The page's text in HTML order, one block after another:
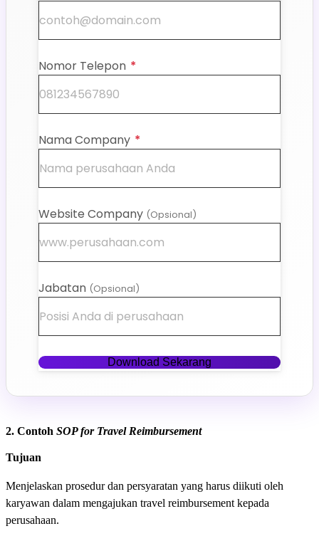
Nomor Telepon *
Nama Company *
Website Company (Opsional)
Jabatan (Opsional)
Download Sekarang
2. Contoh SOP for Travel Reimbursement
Tujuan
Menjelaskan prosedur dan persyaratan yang harus diikuti oleh
karyawan dalam mengajukan travel reimbursement kepada
perusahaan.